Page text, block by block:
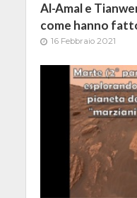
Al-Amal e
come hanno
16 Febbraio 2021